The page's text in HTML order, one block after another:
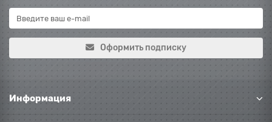
Оформить подписку
Информация